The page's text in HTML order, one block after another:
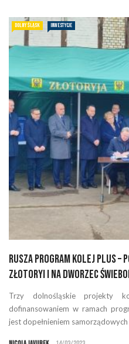
DOLNY ŚLĄSK INWESTYCJE
Rusza Program Kolej Plus –
Złotoryi i na Dworzec
Trzy dolnośląskie projekty
dofinansowaniem w ramach
jest dopełnieniem